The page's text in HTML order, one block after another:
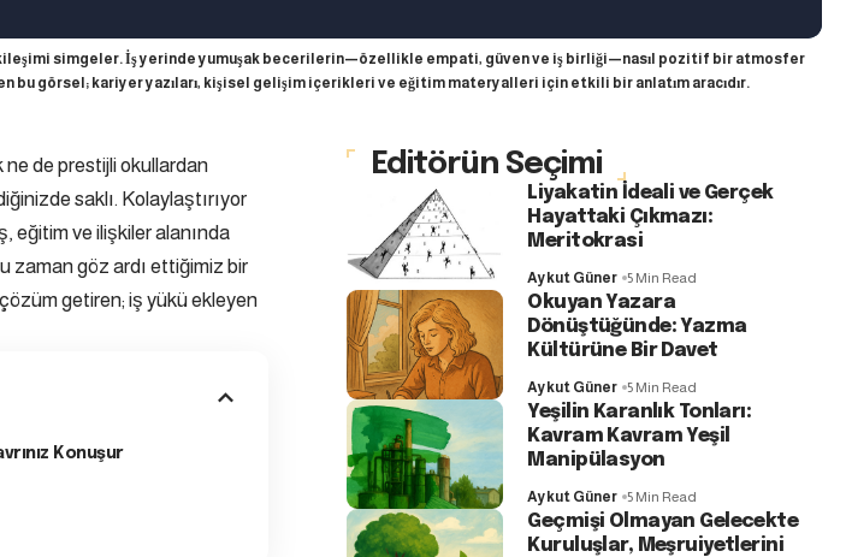
simgeler. İş yerinde yumuşak becerilerin—özellikle empati, güven ve iş birliği—nasıl pozitif bir atmosfer
bu görsel; kariyer yazıları, kişisel gelişim içerikleri ve eğitim materyalleri için etkili bir anlatım aracıdır.
ne de prestijli okullardan
saklı. Kolaylaştırıyor
eğitim ve ilişkiler alanında
zaman göz ardı ettiğimiz bir
getiren; iş yükü ekleyen
Konuşur
Editörün Seçimi
Liyakatin İdeali ve Gerçek
Hayattaki Çıkmazı:
Meritokrasi
Aykut Güner 5 Min Read
Okuyan Yazara
Dönüştüğünde: Yazma
Kültürüne Bir Davet
Aykut Güner 5 Min Read
Yeşilin Karanlık Tonları:
Kavram Kavram Yeşil
Manipülasyon
Aykut Güner 5 Min Read
Geçmişi Olmayan Gelecekte
Kuruluşlar, Meşruiyetlerini